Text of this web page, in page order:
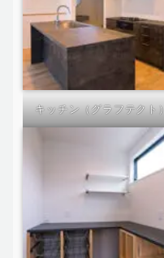
キッチン（グラフテクト）